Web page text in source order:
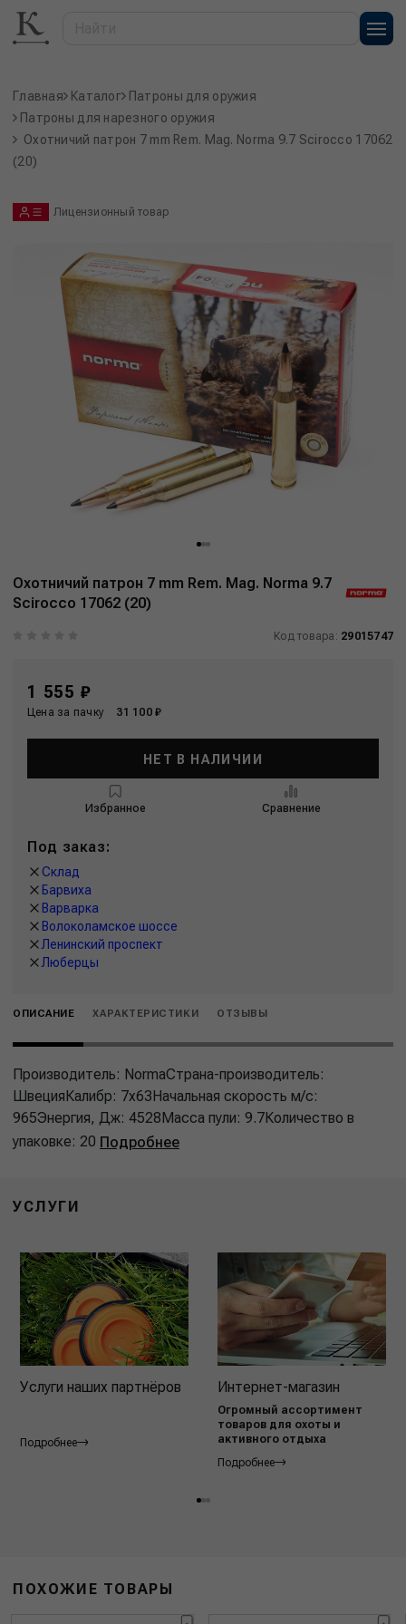
Главная Каталог
Патроны для оружия
Патроны для нарезного оружия
Охотничий патрон 7 mm Rem. Mag. Norma 9.7 Scirocco 17062
(20)
Лицензионный товар
Охотничий патрон 7 mm Rem. Mag. Norma 9.7
Scirocco 17062 (20)
Код товара: 29015747
1 555 ₽
Цена за пачку 31 100 ₽
НЕТ В НАЛИЧИИ
Избранное Сравнение
Под заказ:
Склад
Барвиха
Варварка
Волоколамское шоссе
Ленинский проспект
Люберцы
ОПИСАНИЕ ХАРАКТЕРИСТИКИ ОТЗЫВЫ
Производитель: NormaСтрана-производитель:
ШвецияКалибр: 7x63Начальная скорость м/с:
965Энергия, Дж: 4528Масса пули: 9.7Количество в
упаковке: 20 Подробнее
УСЛУГИ
Услуги наших партнёров
Подробнее
Интернет-магазин
Огромный ассортимент
товаров для охоты и
активного отдыха
Подробнее
ПОХОЖИЕ ТОВАРЫ